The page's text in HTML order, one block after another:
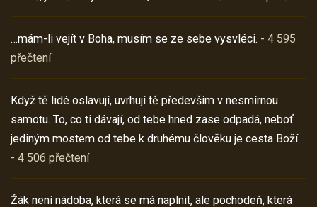
…mám-li vejít v Boha, musím se ze sebe vysvléci. - 4 595
přečtení
Když tě lidé oslavují, uvrhují tě především v nesmírnou
samotu. To, co ti dávají, od tebe hned zase odpadá, neboť
jediným mostem od tebe k druhému člověku je cesta Boží.
- 4 506 přečtení
Žák není nádoba, která se má naplnit, ale pochodeň, která